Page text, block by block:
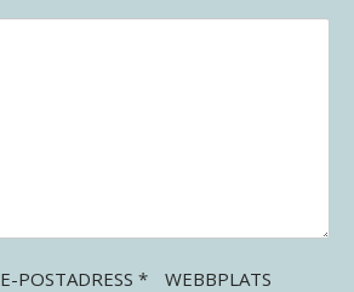
E-POSTADRESS * WEBBPLATS